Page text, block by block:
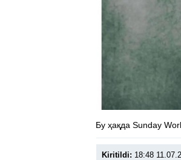
Бу ҳақда Sunday
Kiritildi: 18:48